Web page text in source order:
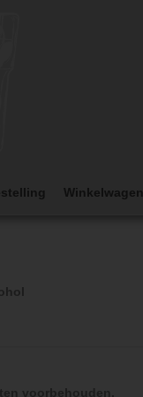
Winkelwagen
voorbehouden.